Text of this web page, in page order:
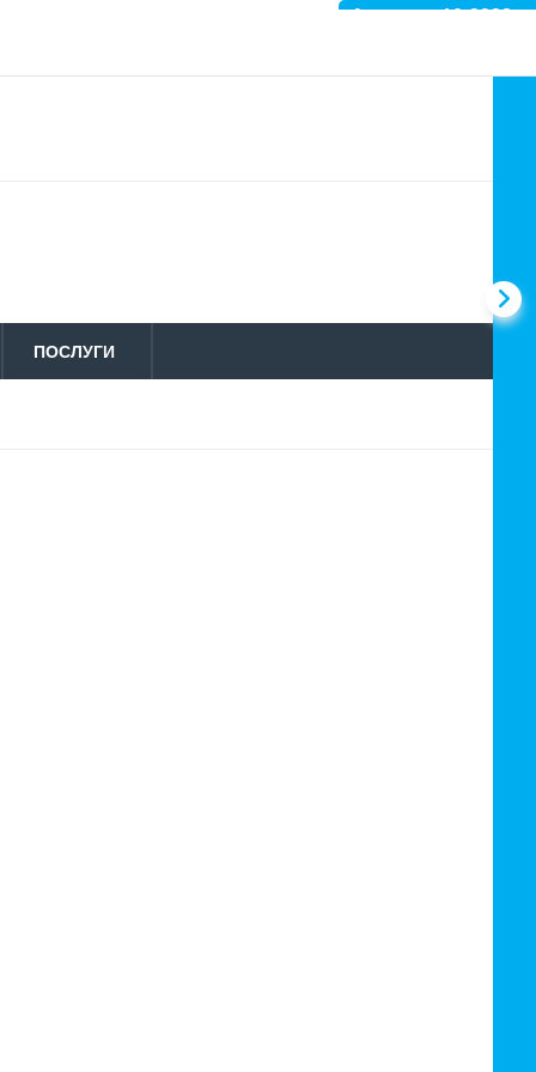
ПОСЛУГИ
Артикул: 10-3938